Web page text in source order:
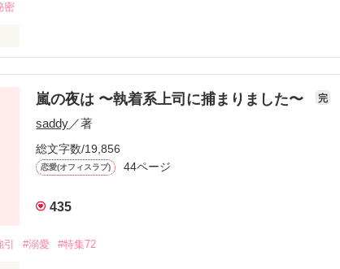
密
あらい　みあ）
２３歳
地味ＯＬ一年生
がら　ゆきひろ）
嵐の夜は 〜執着系上司に捕まりました〜 完
saddy／著
総文字数/19,856
恋愛(オフィスラブ) 44ページ
435
#溺愛 #特集72